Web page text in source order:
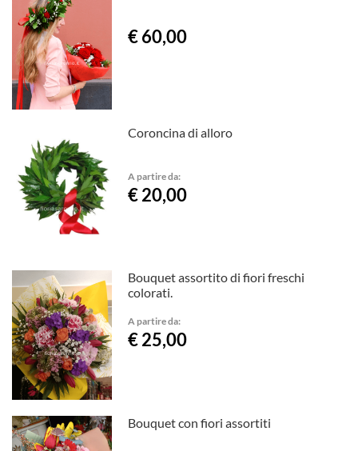
€ 60,00
Coroncina di alloro
A partire da:
€ 20,00
Bouquet assortito di fiori freschi
colorati.
A partire da:
€ 25,00
Bouquet con fiori assortiti